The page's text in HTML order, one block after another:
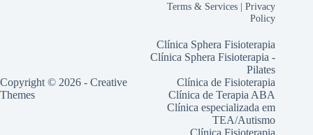
Copyright © 2026 - Creative
Themes
Terms & Services |Privacy
Policy
Clínica Sphera Fisioterapia
Clínica Sphera Fisioterapia -
Pilates
Clínica de Fisioterapia
Clínica de Terapia ABA
Clínica especializada em
TEA/Autismo
Clínica Fisioterapia